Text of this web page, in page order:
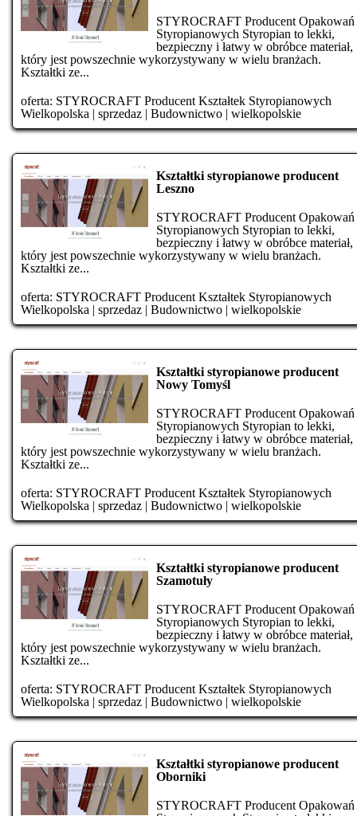
STYROCRAFT Producent Opakowań
Styropianowych Styropian to lekki,
bezpieczny i łatwy w obróbce materiał,
który jest powszechnie wykorzystywany w wielu branżach.
Kształtki ze...
oferta: STYROCRAFT Producent Kształtek Styropianowych
Wielkopolska | sprzedaz | Budownictwo | wielkopolskie
Kształtki styropianowe producent
Leszno
STYROCRAFT Producent Opakowań
Styropianowych Styropian to lekki,
bezpieczny i łatwy w obróbce materiał,
który jest powszechnie wykorzystywany w wielu branżach.
Kształtki ze...
oferta: STYROCRAFT Producent Kształtek Styropianowych
Wielkopolska | sprzedaz | Budownictwo | wielkopolskie
Kształtki styropianowe producent
Nowy Tomyśl
STYROCRAFT Producent Opakowań
Styropianowych Styropian to lekki,
bezpieczny i łatwy w obróbce materiał,
który jest powszechnie wykorzystywany w wielu branżach.
Kształtki ze...
oferta: STYROCRAFT Producent Kształtek Styropianowych
Wielkopolska | sprzedaz | Budownictwo | wielkopolskie
Kształtki styropianowe producent
Szamotuły
STYROCRAFT Producent Opakowań
Styropianowych Styropian to lekki,
bezpieczny i łatwy w obróbce materiał,
który jest powszechnie wykorzystywany w wielu branżach.
Kształtki ze...
oferta: STYROCRAFT Producent Kształtek Styropianowych
Wielkopolska | sprzedaz | Budownictwo | wielkopolskie
Kształtki styropianowe producent
Oborniki
STYROCRAFT Producent Opakowań